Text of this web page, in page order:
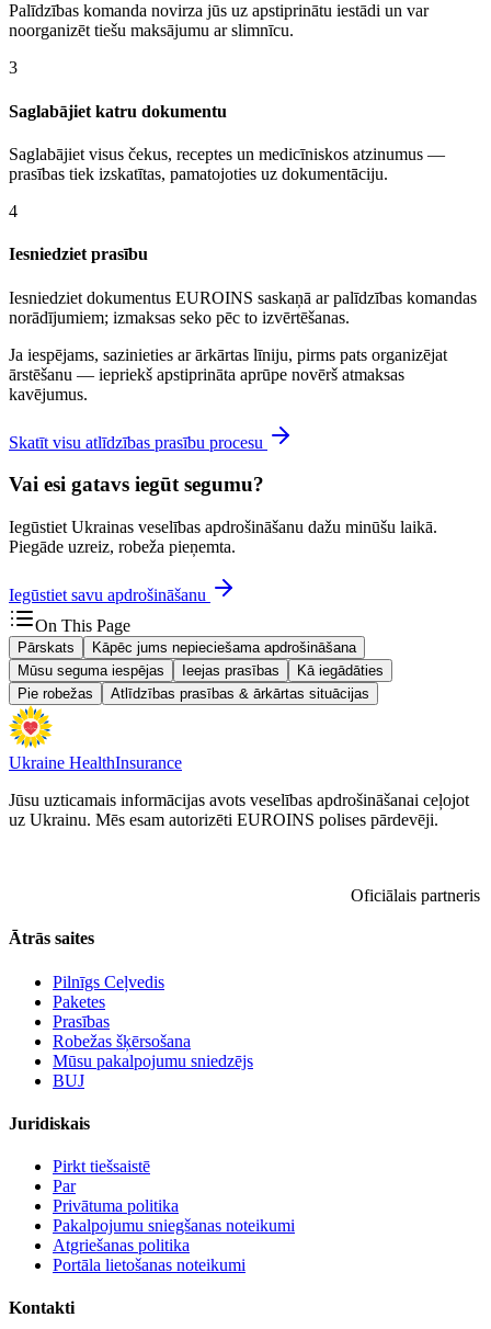
Palīdzības komanda novirza jūs uz apstiprinātu iestādi un var
noorganizēt tiešu maksājumu ar slimnīcu.
3
Saglabājiet katru dokumentu
Saglabājiet visus čekus, receptes un medicīniskos atzinumus —
prasības tiek izskatītas, pamatojoties uz dokumentāciju.
4
Iesniedziet prasību
Iesniedziet dokumentus EUROINS saskaņā ar palīdzības komandas
norādījumiem; izmaksas seko pēc to izvērtēšanas.
Ja iespējams, sazinieties ar ārkārtas līniju, pirms pats organizējat
ārstēšanu — iepriekš apstiprināta aprūpe novērš atmaksas
kavējumus.
Skatīt visu atlīdzības prasību procesu
Vai esi gatavs iegūt segumu?
Iegūstiet Ukrainas veselības apdrošināšanu dažu minūšu laikā.
Piegāde uzreiz, robeža pieņemta.
Iegūstiet savu apdrošināšanu
On This Page
Pārskats
Kāpēc jums nepieciešama apdrošināšana
Mūsu seguma iespējas
Ieejas prasības
Kā iegādāties
Pie robežas
Atlīdzības prasības & ārkārtas situācijas
Ukraine HealthInsurance
Jūsu uzticamais informācijas avots veselības apdrošināšanai ceļojot
uz Ukrainu. Mēs esam autorizēti EUROINS polises pārdevēji.
Oficiālais partneris
Ātrās saites
Pilnīgs Ceļvedis
Paketes
Prasības
Robežas šķērsošana
Mūsu pakalpojumu sniedzējs
BUJ
Juridiskais
Pirkt tiešsaistē
Par
Privātuma politika
Pakalpojumu sniegšanas noteikumi
Atgriešanas politika
Portāla lietošanas noteikumi
Kontakti